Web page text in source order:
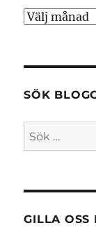
Arkiv
SÖK
Sök
efter:
GILLA OSS